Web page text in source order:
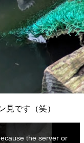
見です（笑）
the server or